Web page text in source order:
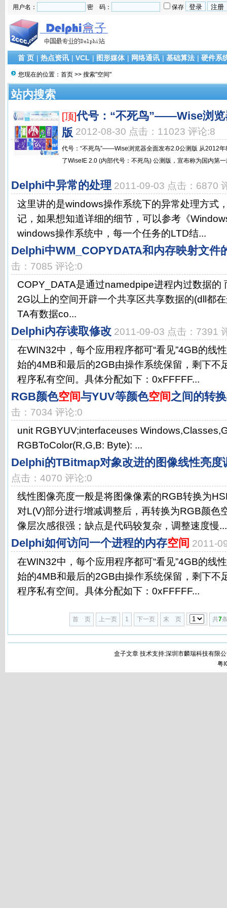
用户名： 密 码： 保存
首 页 | 热点资讯 | VCL | 图形媒体 | 网络通讯 | 基础算法 | 硬件系
您现在的位置： 首页 >> 搜索"空间"
站内搜索
[顶]代号：“不死鸟”——Wise浏览
版 2012-08-30 点击：11023 评论:8
代号：“不死鸟”——Wise浏览器全面发布2.0公测版 从2012
了WiseIE 2.0 (内部代号：不死鸟) 公测版，宣布称为国内第一
Delphi中异常的处理 2011-09-03 点击：6870
这里讲的是windows操作系统下的异常处理方式
记，如果想知道详细的细节，可以参考《
windows操作系统中，每一个任务的LTD结...
Delphi中WM_COPYDATA和内存映射文件
击：7085 评论:0
COPY_DATA是通过namedpipe进程内过数据的
2G以上的空间开辟一个共享区共享数据的(dll都
TA有数据co...
Delphi内存读取修改 2011-09-03 点击：7391
在WIN32中，每个应用程序都可“看见”4GB的线
始的4MB和最后的2GB由操作系统保留，剩下不
程序私有空间。具体分配如下：0xFFFFF...
RGB颜色空间与YUV等颜色空间之间的转
击：7034 评论:0
unit RGBYUV;interfaceuses
RGBToColor(R,G,B: Byte): ...
Delphi的TBitmap对象改进的图像线性亮度
点击：4070 评论:0
线性图像亮度一般是将图像像素的RGB转换为
对L(V)部分进行增减调整后，再转换为RGB颜色
像层次感很强；缺点是代码较复杂，调整速度慢...
Delphi如何访问一个进程的内存空间 2011-
在WIN32中，每个应用程序都可“看见”4GB的线
始的4MB和最后的2GB由操作系统保留，剩下不
程序私有空间。具体分配如下：0xFFFFF...
首 页 上一页 1 下一页 末 页 共7
盒子文章 技术支持:深圳市麟瑞科技有限
粤